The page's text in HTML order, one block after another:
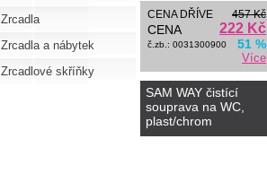
Zrcadla
Zrcadla a nábytek
Zrcadlové skříňky
CENA DŘÍVE 457 Kč
CENA 222 Kč
č.zb.: 0031300900 51 %
Více
SAM WAY čistící
souprava na WC,
plast/chrom